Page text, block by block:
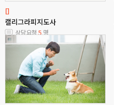
[]
캘리그라피지도사
상담요청 5 명